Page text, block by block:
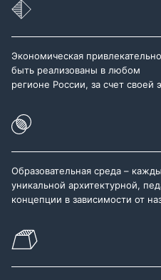
Экономическая
быть реализованы в любом
регионе России, за счет своей
Образовательная среда –
уникальной архитектурной,
концепции в зависимости от